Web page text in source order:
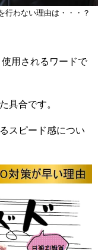
行わない理由は・・・？
用されるワードで
具合です。
スピード感につい